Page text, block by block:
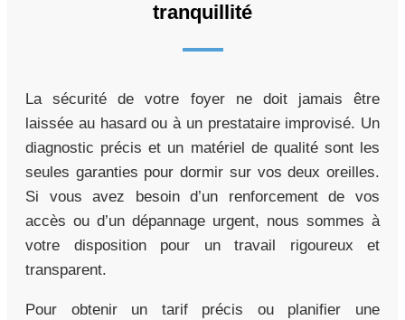
tranquillité
La sécurité de votre foyer ne doit jamais être
laissée au hasard ou à un prestataire improvisé. Un
diagnostic précis et un matériel de qualité sont les
seules garanties pour dormir sur vos deux oreilles.
Si vous avez besoin d’un renforcement de vos
accès ou d’un dépannage urgent, nous sommes à
votre disposition pour un travail rigoureux et
transparent.
Pour obtenir un tarif précis ou planifier une